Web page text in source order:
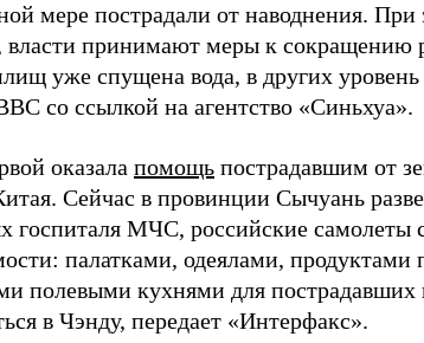
мере пострадали от наводнения. При
власти принимают меры к сокращению
уже спущена вода, в других
со ссылкой на агентство «Синьхуа».
оказала помощь пострадавшим от
Сейчас в провинции Сычуань
госпиталя МЧС, российские самолеты
палатками, одеялами, продуктами
полевыми кухнями для
в Чэнду, передает «Интерфакс».